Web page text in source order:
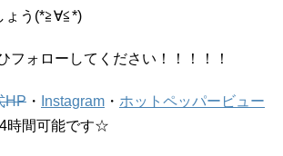
ょう(*≧∀≦*)
フォローしてください！！！！！
HP ・ Instagram ・ ホットペッパービュー
時間可能です☆